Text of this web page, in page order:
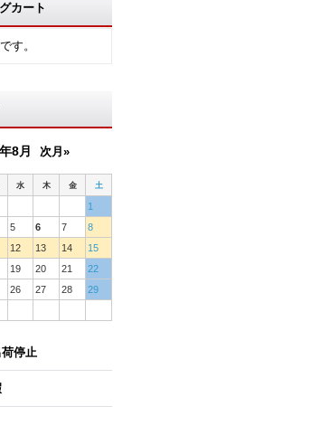
カート
す。
8月 次月»
水 木 金 土
1
5 6 7
8
12 13 14
15
19 20 21
22
26 27 28
29
停止